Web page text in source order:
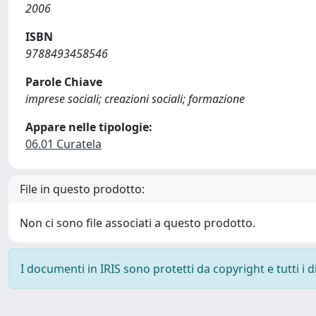
2006
ISBN
9788493458546
Parole Chiave
imprese sociali; creazioni sociali; formazione
Appare nelle tipologie:
06.01 Curatela
File in questo prodotto:
Non ci sono file associati a questo prodotto.
I documenti in IRIS sono protetti da copyright e tutti i